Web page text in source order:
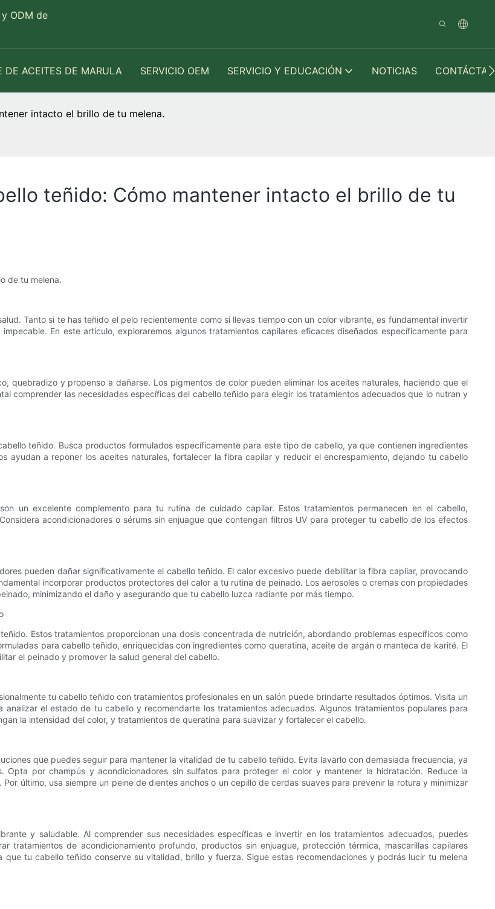
ODM de
DE ACEITES DE MARULA SERVICIO OEM SERVICIO Y EDUCACIÓN NOTICIAS
intacto el brillo de tu melena.
teñido: Cómo mantener intacto el brillo de tu
de tu melena.
Tanto si te has teñido el pelo recientemente como si llevas tiempo con un color vibrante, es fundamental invertir
En este artículo, exploraremos algunos tratamientos capilares eficaces diseñados específicamente para
quebradizo y propenso a dañarse. Los pigmentos de color pueden eliminar los aceites naturales, haciendo que el
comprender las necesidades específicas del cabello teñido para elegir los tratamientos adecuados que lo nutran y
teñido. Busca productos formulados específicamente para este tipo de cabello, ya que contienen ingredientes
ayudan a reponer los aceites naturales, fortalecer la fibra capilar y reducir el encrespamiento, dejando tu cabello
un excelente complemento para tu rutina de cuidado capilar. Estos tratamientos permanecen en el cabello,
acondicionadores o sérums sin enjuague que contengan filtros UV para proteger tu cabello de los efectos
pueden dañar significativamente el cabello teñido. El calor excesivo puede debilitar la fibra capilar, provocando
incorporar productos protectores del calor a tu rutina de peinado. Los aerosoles o cremas con propiedades
minimizando el daño y asegurando que tu cabello luzca radiante por más tiempo.
Estos tratamientos proporcionan una dosis concentrada de nutrición, abordando problemas específicos como
para cabello teñido, enriquecidas con ingredientes como queratina, aceite de argán o manteca de karité. El
el peinado y promover la salud general del cabello.
tu cabello teñido con tratamientos profesionales en un salón puede brindarte resultados óptimos. Visita un
el estado de tu cabello y recomendarte los tratamientos adecuados. Algunos tratamientos populares para
la intensidad del color, y tratamientos de queratina para suavizar y fortalecer el cabello.
que puedes seguir para mantener la vitalidad de tu cabello teñido. Evita lavarlo con demasiada frecuencia, ya
por champús y acondicionadores sin sulfatos para proteger el color y mantener la hidratación. Reduce la
último, usa siempre un peine de dientes anchos o un cepillo de cerdas suaves para prevenir la rotura y minimizar
y saludable. Al comprender sus necesidades específicas e invertir en los tratamientos adecuados, puedes
tratamientos de acondicionamiento profundo, productos sin enjuague, protección térmica, mascarillas capilares
tu cabello teñido conserve su vitalidad, brillo y fuerza. Sigue estas recomendaciones y podrás lucir tu melena